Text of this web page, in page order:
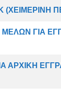
(ΧΕΙΜΕΡΙΝΗ
ΓΙΑ
ΑΡΧΙΚΗ